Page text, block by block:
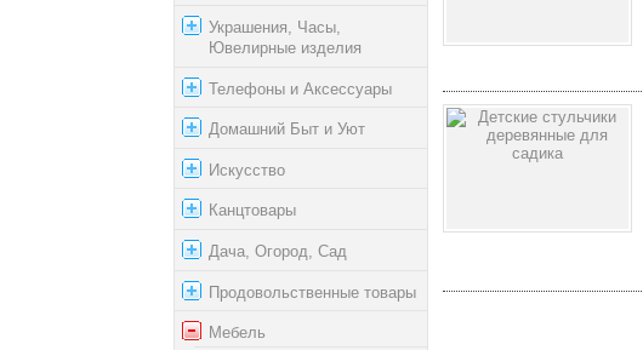
Украшения, Часы,
Ювелирные изделия
Телефоны и Аксессуары
Домашний Быт и Уют
Искусство
Канцтовары
Дача, Огород, Сад
Продовольственные товары
Мебель